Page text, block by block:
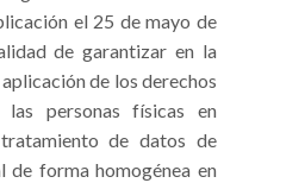
el 25 de mayo de
de garantizar en la
de los derechos
personas físicas en
de datos de
de forma homogénea en